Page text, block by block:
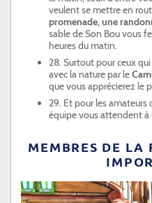
veulent se mettre en
promenade, une
sable de Son Bou vous
heures du matin.
28. Surtout pour ceux
avec la nature par le
que vous apprécierez le
29. Et pour les
équipe vous attendent à
MEMBRES DE LA